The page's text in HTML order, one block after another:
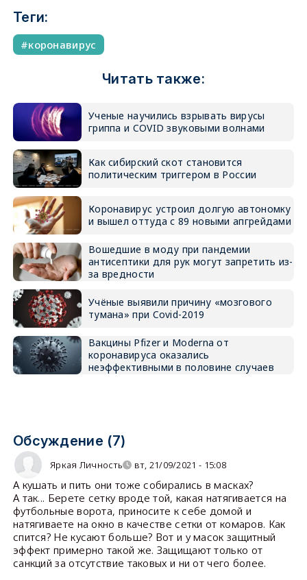
Теги:
коронавирус
Читать также:
Ученые научились взрывать вирусы
гриппа и COVID звуковыми волнами
Как сибирский скот становится
политическим триггером в России
Коронавирус устроил долгую автономку
и вышел оттуда с 89 новыми апгрейдами
Вошедшие в моду при пандемии
антисептики для рук могут запретить из-
за вредности
Учёные выявили причину «мозгового
тумана» при Covid-2019
Вакцины Pfizer и Moderna от
коронавируса оказались
неэффективными в половине случаев
Обсуждение (7)
Яркая Личность вт, 21/09/2021 - 15:08
А кушать и пить они тоже собирались в масках?
А так... Берете сетку вроде той, какая натягивается на
футбольные ворота, приносите к себе домой и
натягиваете на окно в качестве сетки от комаров. Как
спится? Не кусают больше? Вот и у масок защитный
эффект примерно такой же. Защищают только от
санкций за отсутствие таковых и ни от чего более.